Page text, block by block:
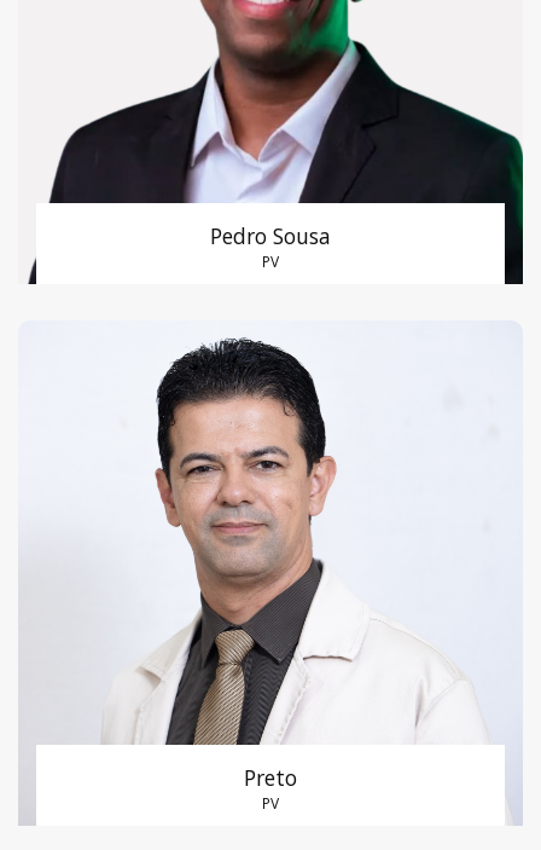
Pedro Sousa
PV
Preto
PV